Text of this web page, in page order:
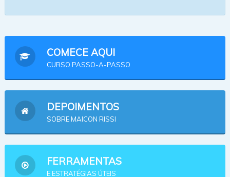
COMECE AQUI
CURSO PASSO-A-PASSO
DEPOIMENTOS
SOBRE MAICON RISSI
FERRAMENTAS
E ESTRATÉGIAS ÚTEIS